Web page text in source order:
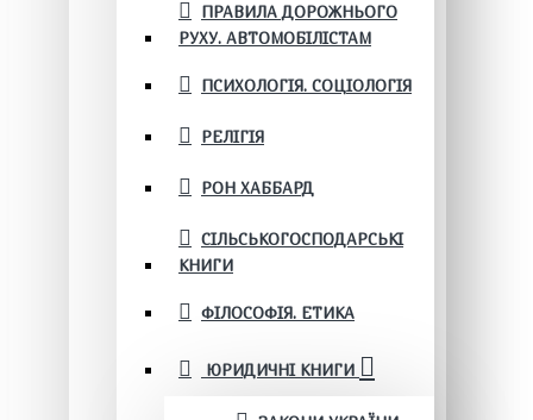
ПРАВИЛА ДОРОЖНЬОГО
РУХУ. АВТОМОБІЛІСТАМ
ПСИХОЛОГІЯ. СОЦІОЛОГІЯ
РЕЛІГІЯ
РОН ХАББАРД
СІЛЬСЬКОГОСПОДАРСЬКІ
КНИГИ
ФІЛОСОФІЯ. ЕТИКА
ЮРИДИЧНІ КНИГИ